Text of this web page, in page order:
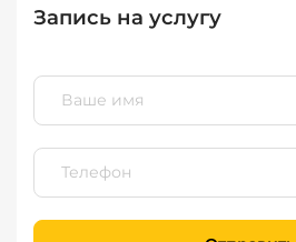
Запись на услугу